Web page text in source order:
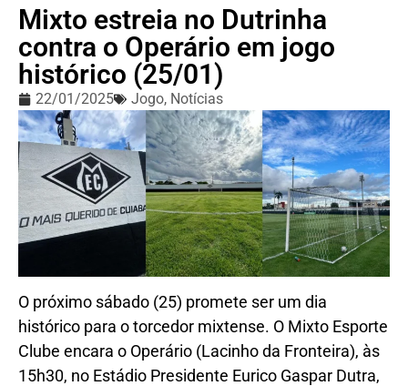
Mixto estreia no Dutrinha
contra o Operário em jogo
histórico (25/01)
22/01/2025 Jogo, Notícias
O próximo sábado (25) promete ser um dia
histórico para o torcedor mixtense. O Mixto Esporte
Clube encara o Operário (Lacinho da Fronteira), às
15h30, no Estádio Presidente Eurico Gaspar Dutra,